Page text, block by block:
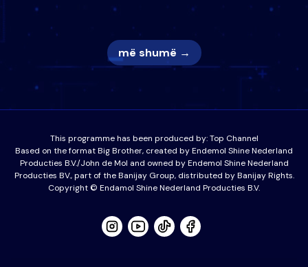
nuk i mban dot lotët: Nuk meritoj…
më shumë →
This programme has been produced by:Top Channel
Based on the format Big Brother, created by Endemol Shine Nederland
Producties B.V./John de Mol and owned by Endemol Shine Nederland
Producties BV., part of the Banijay Group, distributed by Banijay Rights.
Copyright © Endamol Shine Nederland Producties B.V.